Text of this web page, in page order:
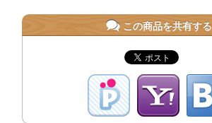
この商品を共有する